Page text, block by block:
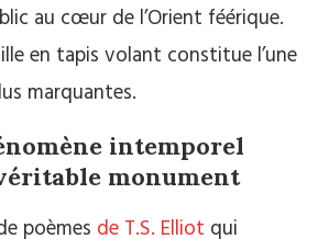
au cœur de l’Orient féérique.
en tapis volant constitue l’une
marquantes.
intemporel
monument
poèmes de T.S. Elliot qui